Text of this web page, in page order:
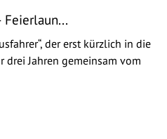
der erst kürzlich in die
Jahren gemeinsam vom